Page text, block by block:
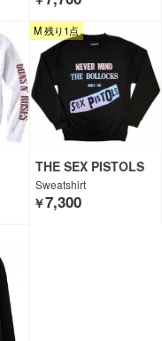
M 残り1点
THE SEX PISTOLS
Sweatshirt
￥7,300